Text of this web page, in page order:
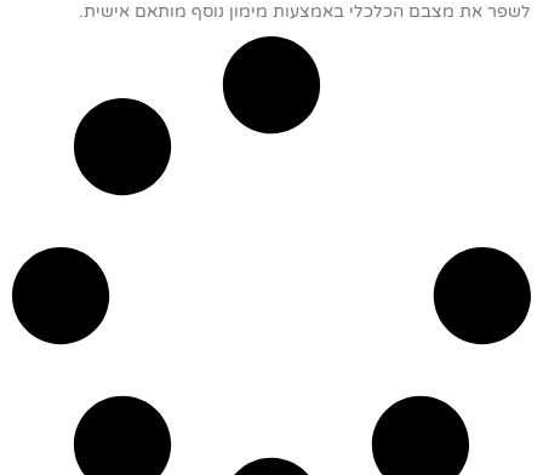
לשפר את מצבם הכלכלי באמצעות מימון נוסף מותאם אישית.